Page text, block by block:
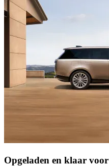
Opgeladen en klaar